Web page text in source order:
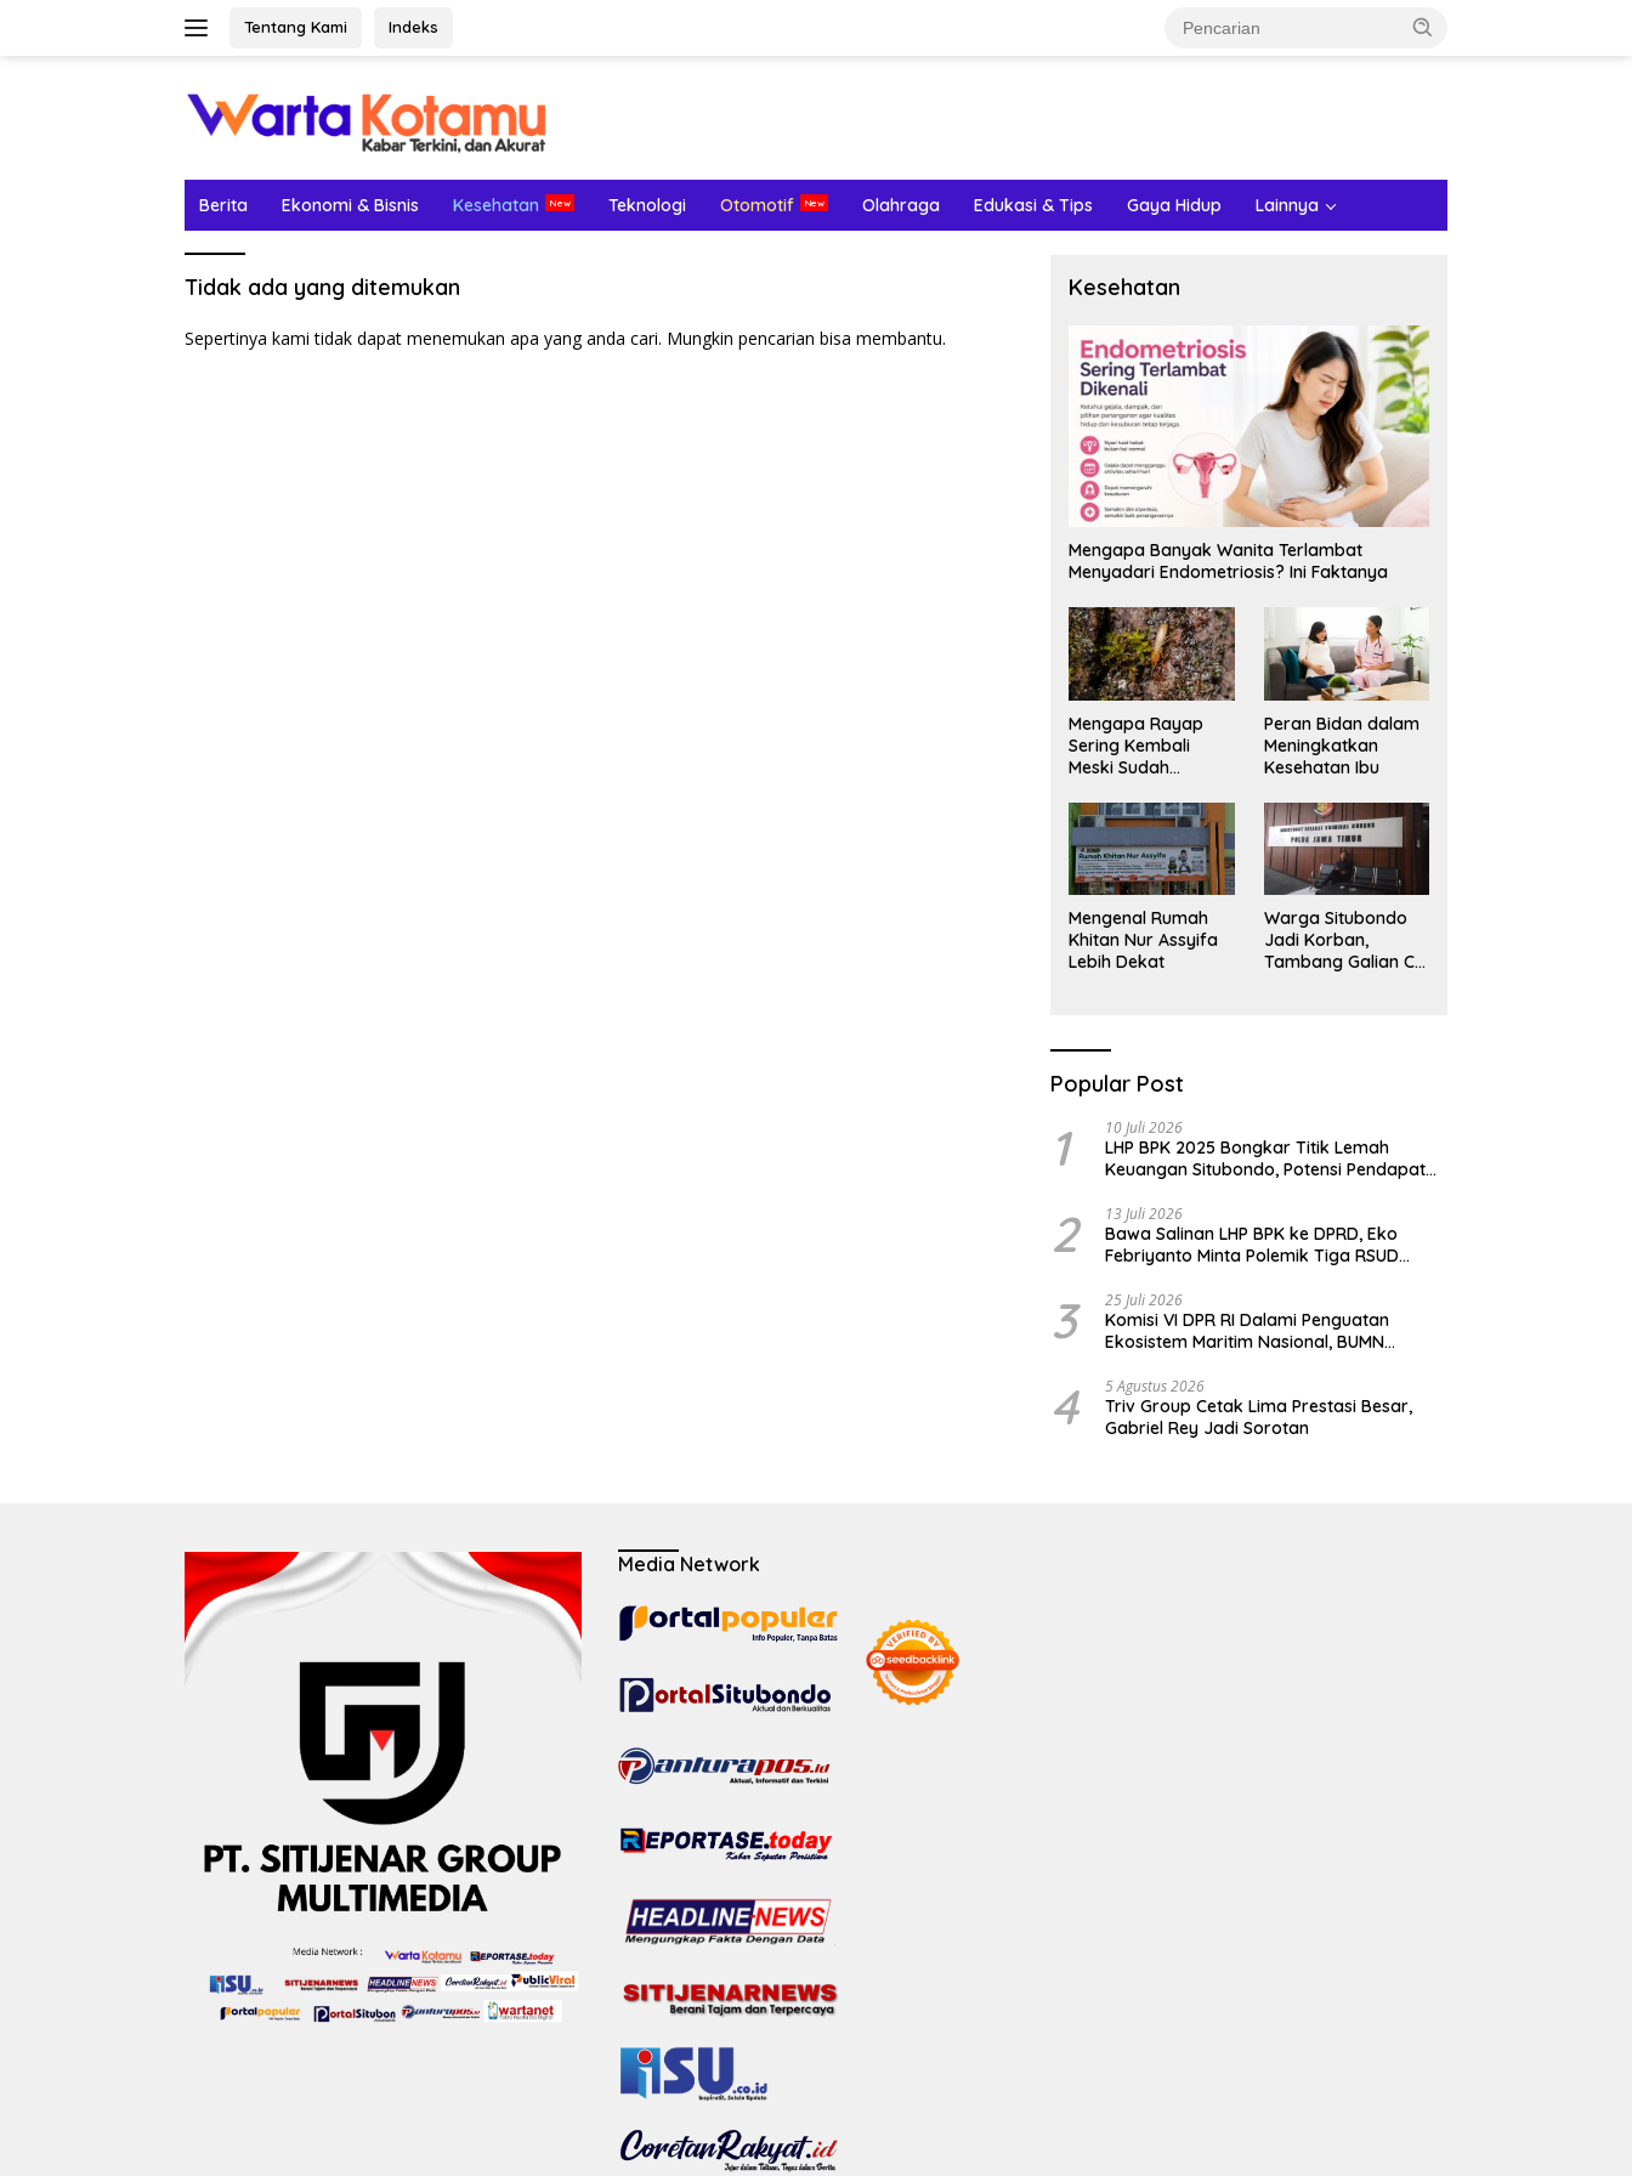
Tentang Kami Indeks
Berita Ekonomi & Bisnis Kesehatan Teknologi Otomotif Olahraga Edukasi & Tips Gaya Hidup Lainnya
Tidak ada yang ditemukan
Sepertinya kami tidak dapat menemukan apa yang anda cari. Mungkin pencarian bisa membantu.
Kesehatan
Mengapa Banyak Wanita Terlambat
Menyadari Endometriosis? Ini Faktanya
Mengapa Rayap
Sering Kembali
Meski Sudah
Peran Bidan dalam
Meningkatkan
Kesehatan Ibu
Mengenal Rumah
Khitan Nur Assyifa
Lebih Dekat
Warga Situbondo
Jadi Korban,
Tambang Galian C
Popular Post
1 10 Juli 2026
LHP BPK 2025 Bongkar Titik Lemah
Keuangan Situbondo, Potensi Pendapatan
2 13 Juli 2026
Bawa Salinan LHP BPK ke DPRD, Eko
Febriyanto Minta Polemik Tiga RSUD
Opini
3 25 Juli 2026
Komisi VI DPR RI Dalami Penguatan
Ekosistem Maritim Nasional, BUMN
Surabaya
4 5 Agustus 2026
Triv Group Cetak Lima Prestasi Besar,
Gabriel Rey Jadi Sorotan
Media Network